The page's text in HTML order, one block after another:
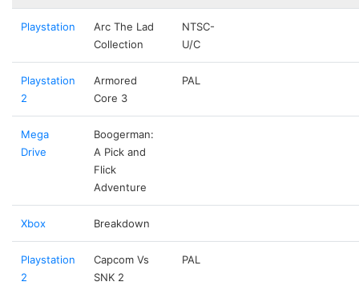
Playstation
Arc The Lad
Collection
NTSC-
U/C
Playstation
2
Armored
Core 3
PAL
Mega
Drive
Boogerman:
A Pick and
Flick
Adventure
Xbox Breakdown
Playstation
2
Capcom Vs
SNK 2
PAL